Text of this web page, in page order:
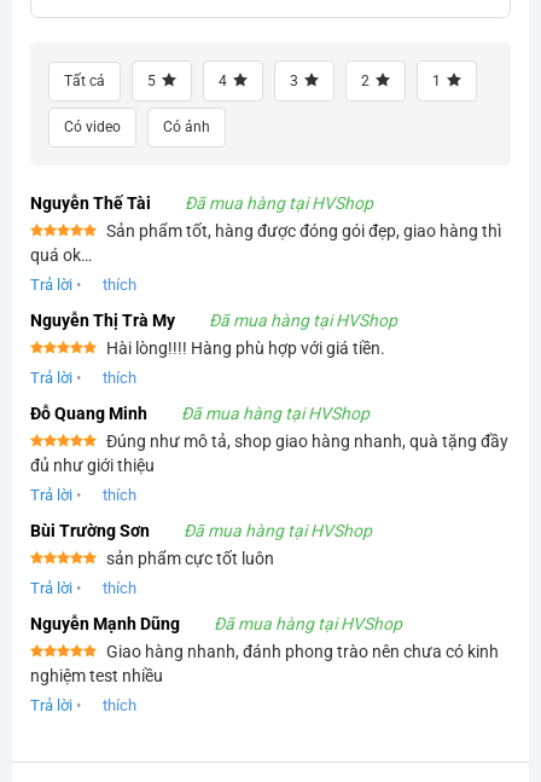
Tất cả 5 4 3 2 1
Có video Có ảnh
Nguyễn Thế Tài Đã mua hàng tại HVShop
Được xếp
hạng55
sao
Sản phẩm tốt, hàng được đóng gói đẹp, giao hàng thì
quá ok…
Trả lời • thích
Nguyễn Thị Trà My Đã mua hàng tại HVShop
Được xếp
hạng55
Hài lòng!!!! Hàng phù hợp với giá tiền.
Trả lời • thích
Đỗ Quang Minh Đã mua hàng tại HVShop
Được xếp
hạng55
sao
Đúng như mô tả, shop giao hàng nhanh, quà tặng đầy
đủ như giới thiệu
Trả lời • thích
Bùi Trường Sơn Đã mua hàng tại HVShop
Được xếp
hạng55
sản phẩm cực tốt luôn
Trả lời • thích
Nguyễn Mạnh Dũng Đã mua hàng tại HVShop
Được xếp
hạng55
sao
Giao hàng nhanh, đánh phong trào nên chưa có kinh
nghiệm test nhiều
Trả lời • thích